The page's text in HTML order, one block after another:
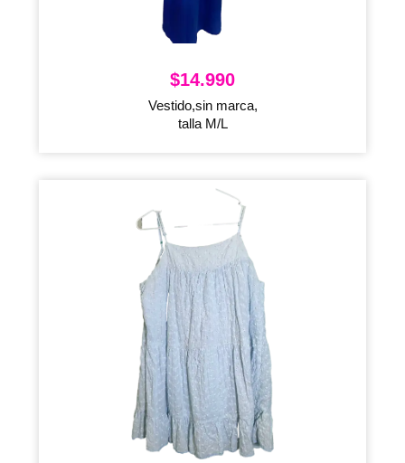
$14.990
Vestido,sin marca,
talla M/L